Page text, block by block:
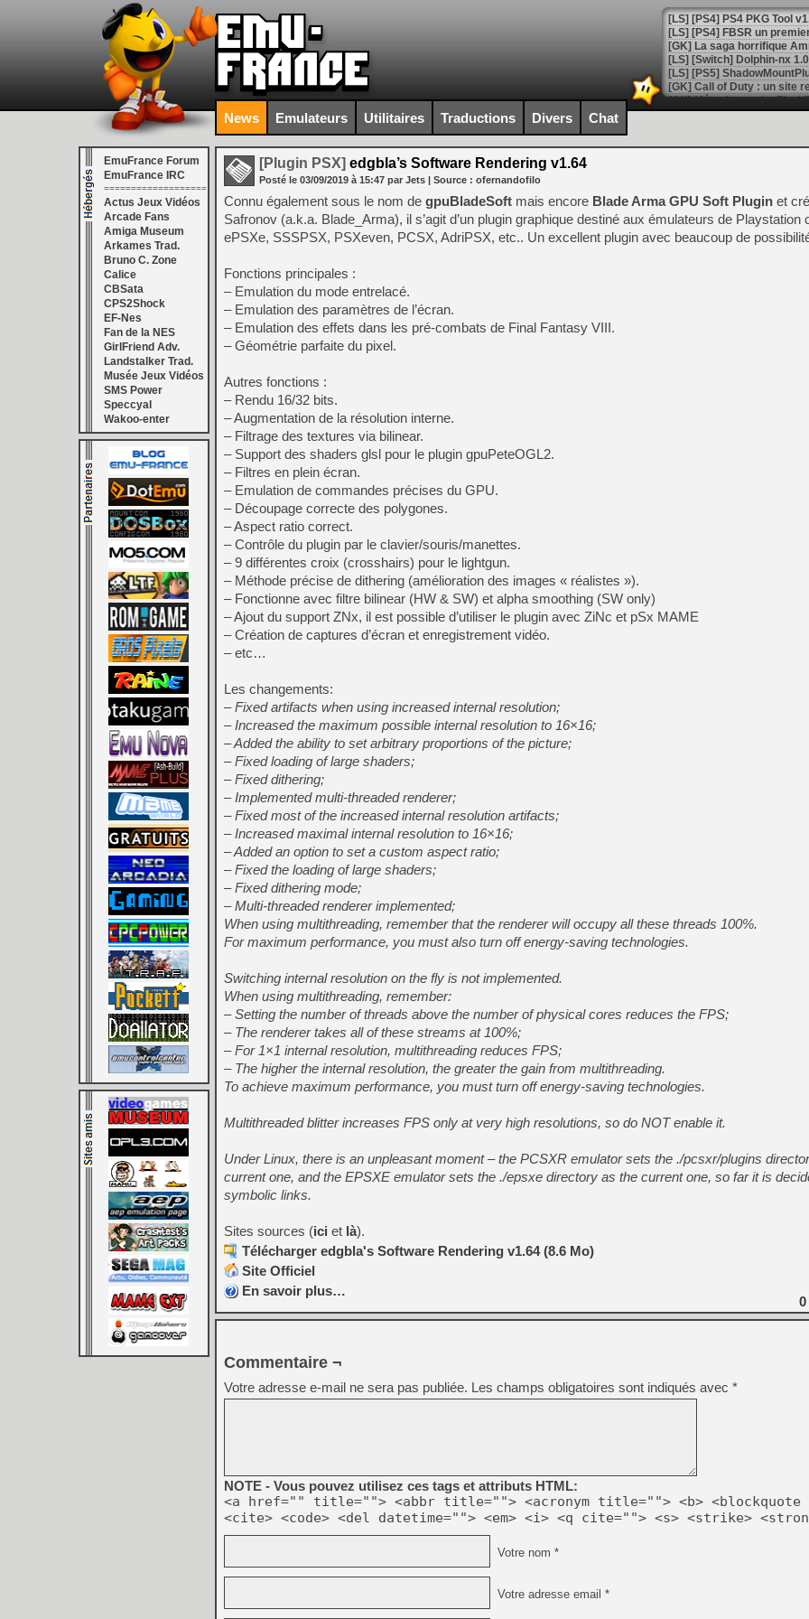
[GK] La saga horrifique
[GK] Le portage de Super
[Mo5] Le jeu de course
[GK] Guillermo del Toro
[GK] Mistfall Hunter : déjà
[GK] Wo Long 2 évolue
[GK] Crossfire : un TPS à
[LS] [PS5] Premiers
[Mo5] DOOM arrive en
[GK] Bethesda fête les 30
[GK] Roblox : l'action en
[GK] Agenda - GeForce
[LS] [PS5] ps5-y2jb-
[GK] Pourquoi Marvel
[GK] GTA 6 : Rockstar
[GK] Hot Wheels Infinite
[GK] Mémoire cash -
[GK] Résultats Nintendo :
[GK] Déjà des
[Mo5] Brickboy cherche à
[GK] Minecraft et ses «
[GK] Beast of
[GK] Ubisoft : fin de partie
News Emulateurs Utilitaires Traductions Divers Chat
EmuFrance Forum
EmuFrance IRC
===================
Actus Jeux Vidéos
Arcade Fans
Amiga Museum
Arkames Trad.
Bruno C. Zone
Calice
CBSata
CPS2Shock
EF-Nes
Fan de la NES
GirlFriend Adv.
Landstalker Trad.
Musée Jeux Vidéos
SMS Power
Speccyal
Wakoo-enter
[Plugin PSX] edgbla’s Software Rendering v1.64
Posté le 03/09/2019 à 15:47 par Jets | Source : ofernandofilo
Connu également sous le nom de gpuBladeSoft mais encore Blade Arma GPU Soft Plugin et
Safronov (a.k.a. Blade_Arma), il s’agit d’un plugin graphique destiné aux émulateurs de Playstation
ePSXe, SSSPSX, PSXeven, PCSX, AdriPSX, etc.. Un excellent plugin avec beaucoup de
Fonctions principales :
– Emulation du mode entrelacé.
– Emulation des paramètres de l’écran.
– Emulation des effets dans les pré-combats de Final Fantasy VIII.
– Géométrie parfaite du pixel.
Autres fonctions :
– Rendu 16/32 bits.
– Augmentation de la résolution interne.
– Filtrage des textures via bilinear.
– Support des shaders glsl pour le plugin gpuPeteOGL2.
– Filtres en plein écran.
– Emulation de commandes précises du GPU.
– Découpage correcte des polygones.
– Aspect ratio correct.
– Contrôle du plugin par le clavier/souris/manettes.
– 9 différentes croix (crosshairs) pour le lightgun.
– Méthode précise de dithering (amélioration des images « réalistes »).
– Fonctionne avec filtre bilinear (HW & SW) et alpha smoothing (SW only)
– Ajout du support ZNx, il est possible d’utiliser le plugin avec ZiNc et pSx MAME
– Création de captures d’écran et enregistrement vidéo.
– etc…
Les changements:
– Fixed artifacts when using increased internal resolution;
– Increased the maximum possible internal resolution to 16×16;
– Added the ability to set arbitrary proportions of the picture;
– Fixed loading of large shaders;
– Fixed dithering;
– Implemented multi-threaded renderer;
– Fixed most of the increased internal resolution artifacts;
– Increased maximal internal resolution to 16×16;
– Added an option to set a custom aspect ratio;
– Fixed the loading of large shaders;
– Fixed dithering mode;
– Multi-threaded renderer implemented;
When using multithreading, remember that the renderer will occupy all these threads 100%.
For maximum performance, you must also turn off energy-saving technologies.
Switching internal resolution on the fly is not implemented.
When using multithreading, remember:
– Setting the number of threads above the number of physical cores reduces the FPS;
– The renderer takes all of these streams at 100%;
– For 1×1 internal resolution, multithreading reduces FPS;
– The higher the internal resolution, the greater the gain from multithreading.
To achieve maximum performance, you must turn off energy-saving technologies.
Multithreaded blitter increases FPS only at very high resolutions, so do NOT enable it.
Under Linux, there is an unpleasant moment – the PCSXR emulator sets the ./pcsxr/plugins
current one, and the EPSXE emulator sets the ./epsxe directory as the current one, so far it is
symbolic links.
Sites sources (ici et là).
Télécharger edgbla's Software Rendering v1.64 (8.6 Mo)
Site Officiel
En savoir plus…
0
Commentaire ¬
Votre adresse e-mail ne sera pas publiée. Les champs obligatoires sont indiqués avec *
NOTE - Vous pouvez utilisez ces tags et attributs HTML:
<a href="" title=""> <abbr title=""> <acronym title=""> <b> <blockquote
<cite> <code> <del datetime=""> <em> <i> <q cite=""> <s> <strike>
Votre nom *
Votre adresse email *